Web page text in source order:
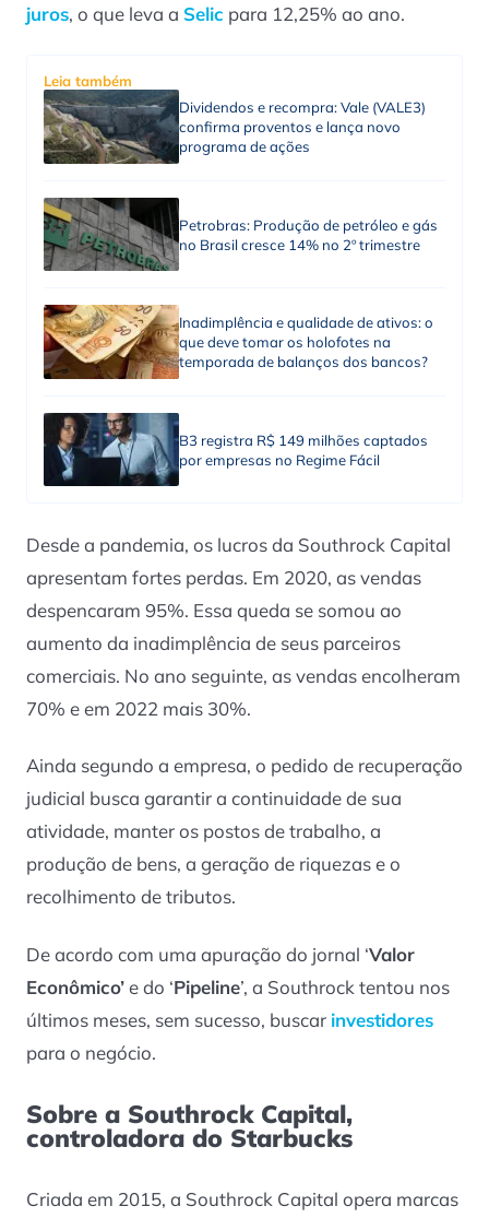
juros, o que leva a Selic para 12,25% ao ano.
Leia também
Dividendos e recompra: Vale (VALE3)
confirma proventos e lança novo
programa de ações
Petrobras: Produção de petróleo e gás
no Brasil cresce 14% no 2º trimestre
Inadimplência e qualidade de ativos: o
que deve tomar os holofotes na
temporada de balanços dos bancos?
B3 registra R$ 149 milhões captados
por empresas no Regime Fácil
Desde a pandemia, os lucros da Southrock Capital
apresentam fortes perdas. Em 2020, as vendas
despencaram 95%. Essa queda se somou ao
aumento da inadimplência de seus parceiros
comerciais. No ano seguinte, as vendas encolheram
70% e em 2022 mais 30%.
Ainda segundo a empresa, o pedido de recuperação
judicial busca garantir a continuidade de sua
atividade, manter os postos de trabalho, a
produção de bens, a geração de riquezas e o
recolhimento de tributos.
De acordo com uma apuração do jornal ‘Valor
Econômico’e do ‘Pipeline’, a Southrock tentou nos
últimos meses, sem sucesso, buscar investidores
para o negócio.
Sobre a Southrock Capital,
controladora do Starbucks
Criada em 2015, a Southrock Capital opera marcas